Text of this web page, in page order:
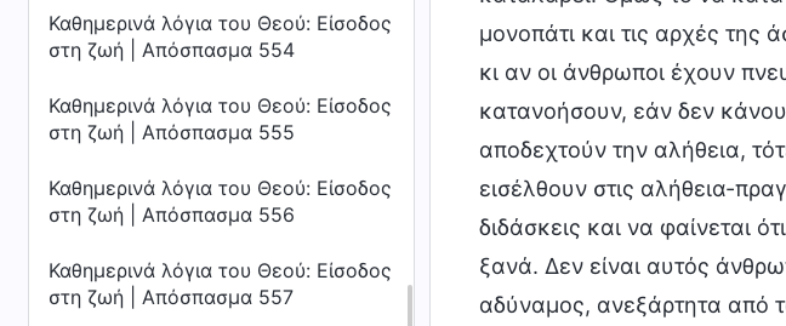
Καθημερινά λόγια του Θεού: Είσοδος
στη ζωή | Απόσπασμα 554
Καθημερινά λόγια του Θεού: Είσοδος
στη ζωή | Απόσπασμα 555
Καθημερινά λόγια του Θεού: Είσοδος
στη ζωή | Απόσπασμα 556
Καθημερινά λόγια του Θεού: Είσοδος
στη ζωή | Απόσπασμα 557